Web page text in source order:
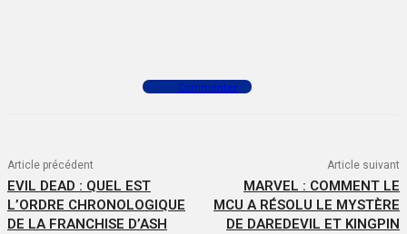
Commenter
Article précédent
EVIL DEAD : QUEL EST
L’ORDRE CHRONOLOGIQUE
DE LA FRANCHISE D’ASH
Article suivant
MARVEL : COMMENT LE
MCU A RÉSOLU LE MYSTÈRE
DE DAREDEVIL ET KINGPIN